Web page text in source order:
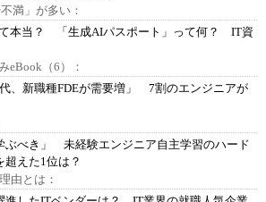
満」が多い：
て本当？ 「生成AIパスポート」って何？ IT資
eBook（6）：
代、新職種FDEが需要増」 7割のエンジニアが
ぶべき」 未経験エンジニア自主学習のハード
超えた1位は？
由とは：